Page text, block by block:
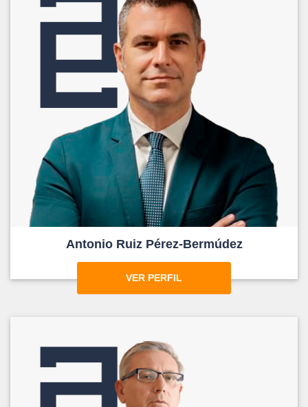
Antonio Ruiz Pérez-Bermúdez
VER PERFIL